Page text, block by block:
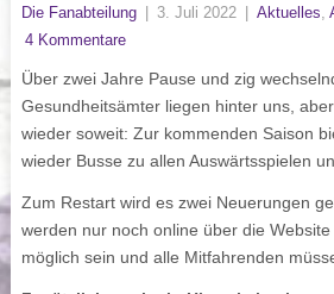
Die Fanabteilung 3. Juli 2022 Aktuelles,
4 Kommentare
Über zwei Jahre Pause und zig
Gesundheitsämter liegen hinter uns,
wieder soweit: Zur kommenden Saison
wieder Busse zu allen Auswärtsspielen
Zum Restart wird es zwei Neuerungen
werden nur noch online über die
möglich sein und alle Mitfahrenden